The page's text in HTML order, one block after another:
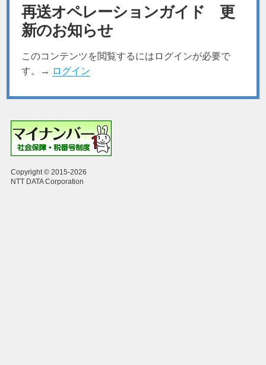
再送オペレーションガイド 更
新のお知らせ
このコンテンツを閲覧するにはログインが必要で
す。→ ログイン
Copyright © 2015-2026
NTT DATA Corporation